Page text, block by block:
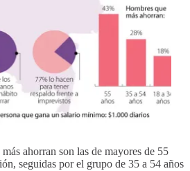
ahorran son las de mayores de 55
seguidas por el grupo de 35 a 54 años